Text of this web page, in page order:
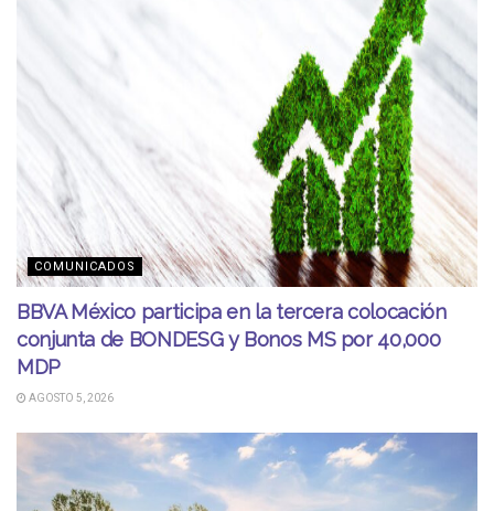
COMUNICADOS
BBVA México participa en la tercera colocación
conjunta de BONDESG y Bonos MS por 40,000
MDP
AGOSTO 5, 2026